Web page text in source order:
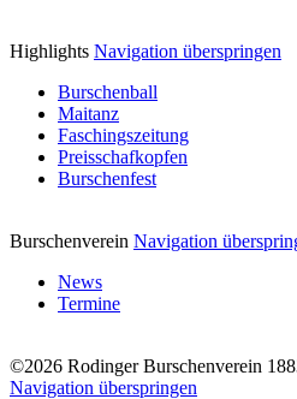
Highlights Navigation überspringen
Burschenball
Maitanz
Faschingszeitung
Preisschafkopfen
Burschenfest
Burschenverein Navigation
News
Termine
©2026 Rodinger Burschenverein
Navigation überspringen